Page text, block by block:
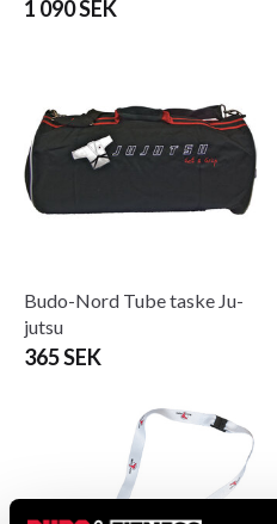
1 090 SEK
Budo-Nord Tube taske Ju-
jutsu
365 SEK